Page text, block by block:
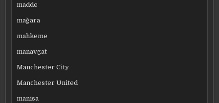
madde
mağara
mahkeme
manavgat
Manchester City
Manchester United
manisa